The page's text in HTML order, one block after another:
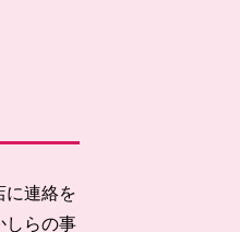
に連絡を
しらの事